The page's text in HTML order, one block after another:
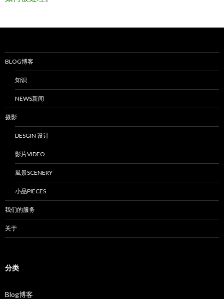
BLOG博客
知识
NEWS新闻
摄影
DESGIN 设计
影片VIDEO
風景SCENERY
小品PIECES
我们的服务
关于
分类
Blog博客